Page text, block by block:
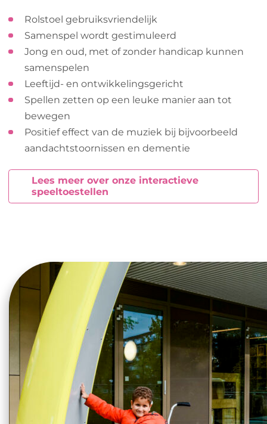
Rolstoel gebruiksvriendelijk
Samenspel wordt gestimuleerd
Jong en oud, met of zonder handicap kunnen
samenspelen
Leeftijd- en ontwikkelingsgericht
Spellen zetten op een leuke manier aan tot
bewegen
Positief effect van de muziek bij bijvoorbeeld
aandachtstoornissen en dementie
Lees meer over onze interactieve
speeltoestellen